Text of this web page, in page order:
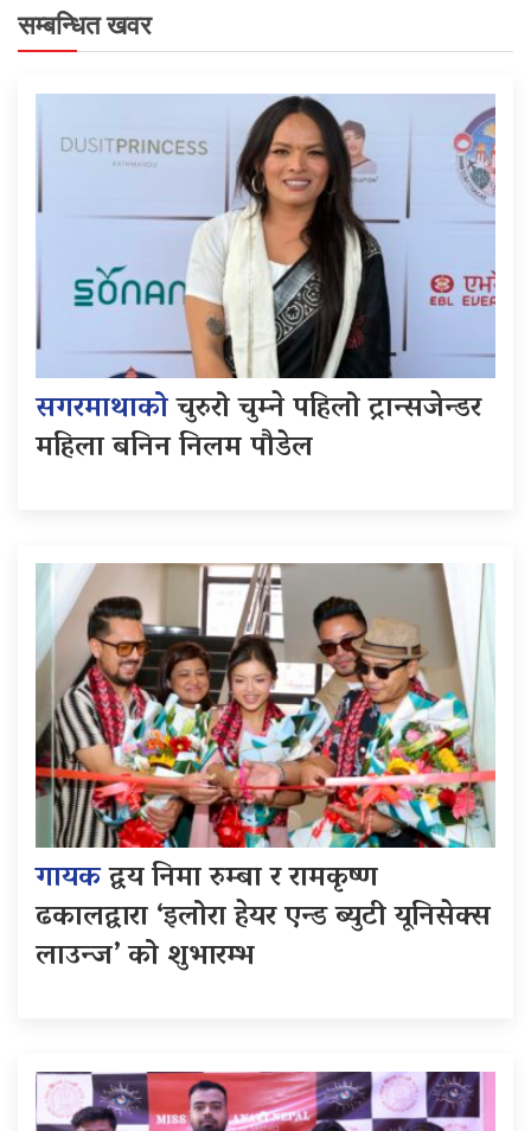
सम्बन्धित खवर
सगरमाथाकोचुरुरो चुम्ने पहिलो ट्रान्सजेन्डर
महिला बनिन निलम पौडेल
गायकद्वय निमा रुम्बा र रामकृष्ण
ढकालद्वारा ‘इलोरा हेयर एन्ड ब्युटी यूनिसेक्स
लाउन्ज’ को शुभारम्भ